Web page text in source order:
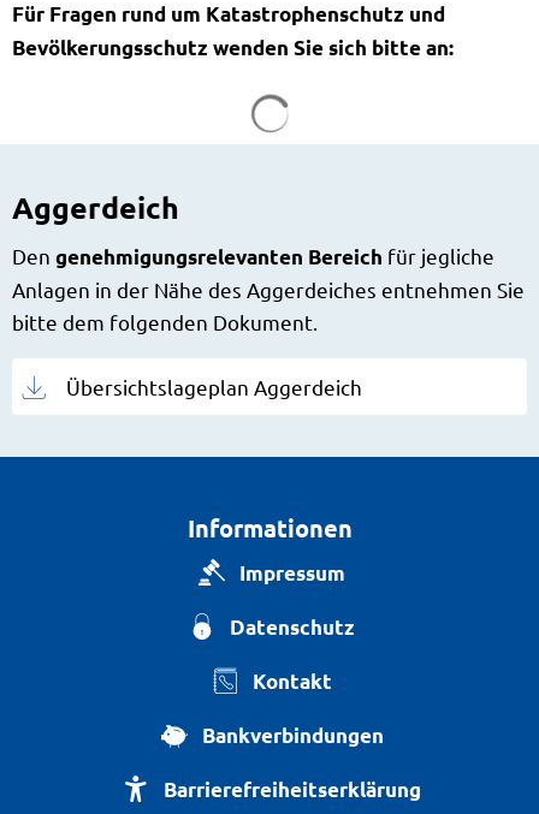
Für Fragen rund um Katastrophenschutz und
Bevölkerungsschutz wenden Sie sich bitte an:
Aggerdeich
Den genehmigungsrelevanten Bereich für jegliche
Anlagen in der Nähe des Aggerdeiches entnehmen Sie
bitte dem folgenden Dokument.
Übersichtslageplan Aggerdeich
Informationen
Impressum
Datenschutz
Kontakt
Bankverbindungen
Barrierefreiheitserklärung